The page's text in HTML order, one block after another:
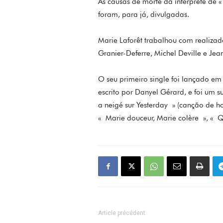
foram, para já, divulgadas.
Marie Laforêt trabalhou com
Granier-Deferre, Michel Deville e
O seu primeiro single foi lançado
escrito por Danyel Gérard, e foi um
a neigé sur Yesterday » (canção de
« Marie douceur, Marie colère », «
Article précédent